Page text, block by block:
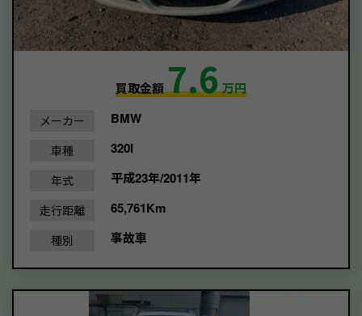
買取金額7.6万円
メーカー BMW
車種 320I
年式 平成23年/2011年
走行距離 65,761Km
種別 事故車